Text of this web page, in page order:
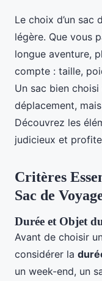
Le choix d’un sac
légère. Que vous
longue aventure,
compte : taille,
Un sac bien
déplacement,
Découvrez les
judicieux et
Critères
Sac de
Durée et Objet
Avant de choisir
considérer la
un week-end, un